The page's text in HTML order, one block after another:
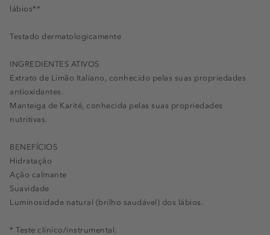
lábios**
Testado dermatologicamente
INGREDIENTES ATIVOS
Extrato de Limão Italiano, conhecido pelas suas propriedades
antioxidantes.
Manteiga de Karité, conhecida pelas suas propriedades
nutritivas.
BENEFÍCIOS
Hidratação
Ação calmante
Suavidade
Luminosidade natural (brilho saudável) dos lábios.
* Teste clínico/instrumental.